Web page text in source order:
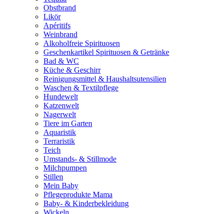
Obstbrand
Likör
Apéritifs
Weinbrand
Alkoholfreie Spirituosen
Geschenkartikel Spirituosen & Getränke
Bad & WC
Küche & Geschirr
Reinigungsmittel & Haushaltsutensilien
Waschen & Textilpflege
Hundewelt
Katzenwelt
Nagerwelt
Tiere im Garten
Aquaristik
Terraristik
Teich
Umstands- & Stillmode
Milchpumpen
Stillen
Mein Baby
Pflegeprodukte Mama
Baby- & Kinderbekleidung
Wickeln